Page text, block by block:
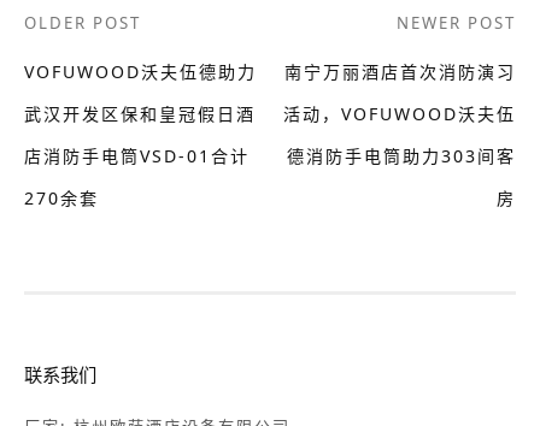
Post
navigation
OLDER POST
VOFUWOOD沃夫伍德助力
武汉开发区保和皇冠假日酒
店消防手电筒VSD-01合计
270余套
NEWER POST
南宁万丽酒店首次消防演习
活动，VOFUWOOD沃夫伍
德消防手电筒助力303间客
房
联系我们